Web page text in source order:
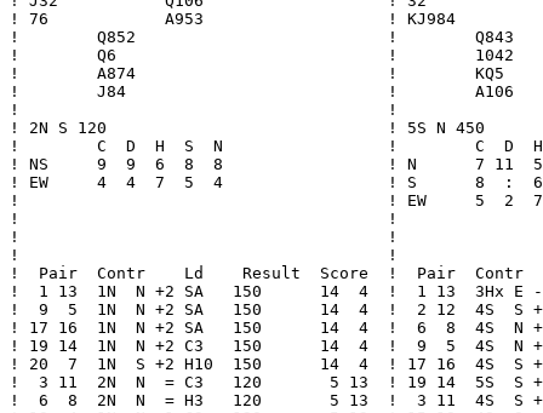
! 76            A953                   ! KJ984
!        Q852                          !
!        Q6                            !
!        A874                          !        KQ5
!        J84                           !
!                                      !
! 2N S 120                             ! 5S N 450
!        C  D  H  S  N                 !        C  D
! NS     9  9  6  8  8                 ! N      7 11
! EW     4  4  7  5  4                 ! S      8
!                                      ! EW     5  2
!                                      !
!                                      !
!                                      !
!  Pair  Contr    Ld    Result  Score  !  Pair  Contr
!  1 13  1N  N +2 SA   150      14  4  !  1 13  3Hx
!  9  5  1N  N +2 SA   150      14  4  !  2 12  4S  S
! 17 16  1N  N +2 SA   150      14  4  !  6  8  4S  N
! 19 14  1N  N +2 C3   150      14  4  !  9  5  4S  N
! 20  7  1N  S +2 H10  150      14  4  ! 17 16  4S  S
!  3 11  2N  N  = C3   120       5 13  ! 19 14  5S  S
!  6  8  2N  N  = H3   120       5 13  !  3 11  4S  S